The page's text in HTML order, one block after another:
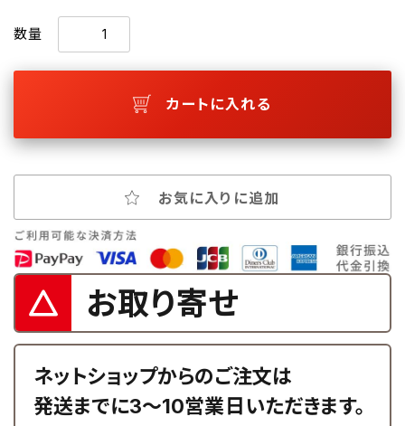
数量
カートに入れる
お気に入りに追加
お取り寄せ
ネットショップからのご注文は
発送までに3～10営業日いただきます。